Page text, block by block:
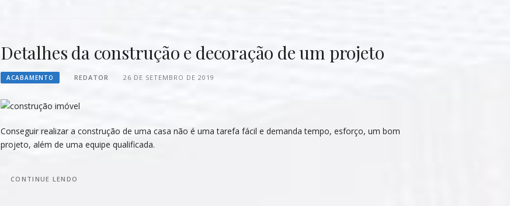
Detalhes da construção e decoração de um projeto
ACABAMENTO REDATOR 26 DE SETEMBRO DE 2019
Conseguir realizar a construção de uma casa não é uma tarefa fácil e demanda tempo, esforço, um bom
projeto, além de uma equipe qualificada.
CONTINUE LENDO